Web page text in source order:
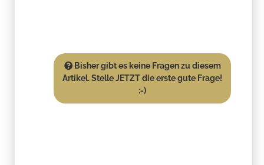
Bisher gibt es keine Fragen zu diesem
Artikel. Stelle JETZT die erste gute Frage!
:-)